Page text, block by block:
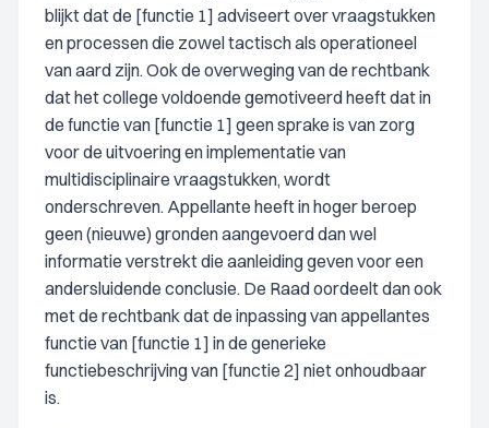
blijkt dat de [functie 1] adviseert over vraagstukken
en processen die zowel tactisch als operationeel
van aard zijn. Ook de overweging van de rechtbank
dat het college voldoende gemotiveerd heeft dat in
de functie van [functie 1] geen sprake is van zorg
voor de uitvoering en implementatie van
multidisciplinaire vraagstukken, wordt
onderschreven. Appellante heeft in hoger beroep
geen (nieuwe) gronden aangevoerd dan wel
informatie verstrekt die aanleiding geven voor een
andersluidende conclusie. De Raad oordeelt dan ook
met de rechtbank dat de inpassing van appellantes
functie van [functie 1] in de generieke
functiebeschrijving van [functie 2] niet onhoudbaar
is.